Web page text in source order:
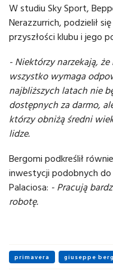
W studiu Sky Sport,
Nerazzurrich, podzielił
przyszłości klubu i jego
- Niektórzy narzekają,
wszystko wymaga
najbliższych latach nie
dostępnych za darmo,
którzy obniżą średni
lidze.
Bergomi podkreślił
inwestycji podobnych
Palaciosa: - Pracują
robotę.
primavera giuseppe